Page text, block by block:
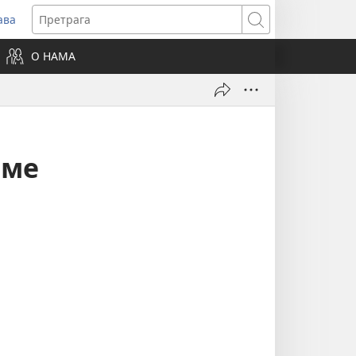
Претрага
О НАМА